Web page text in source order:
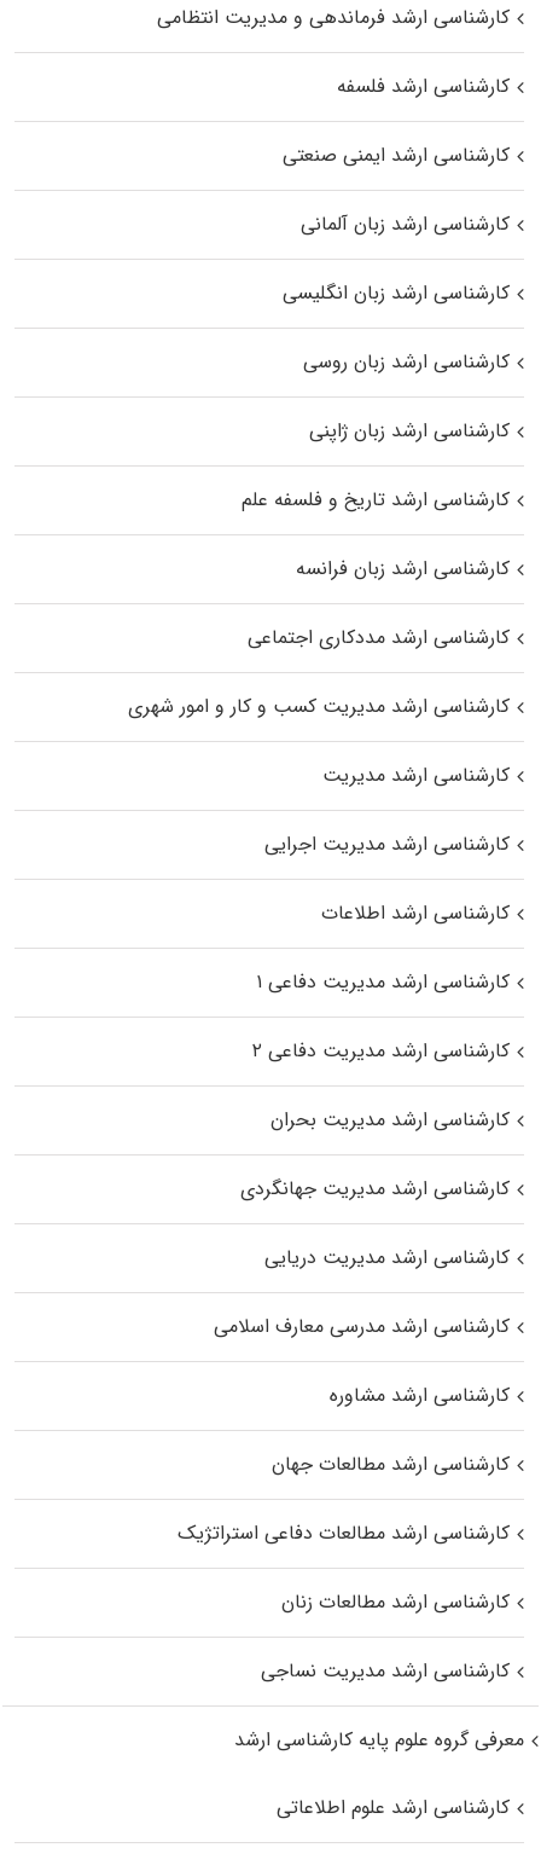
کارشناسی ارشد فرماندهی و مدیریت انتظامی
کارشناسی ارشد فلسفه
کارشناسی ارشد ایمنی صنعتی
کارشناسی ارشد زبان آلمانی
کارشناسی ارشد زبان انگلیسی
کارشناسی ارشد زبان روسی
کارشناسی ارشد زبان ژاپنی
کارشناسی ارشد تاریخ و فلسفه علم
کارشناسی ارشد زبان فرانسه
کارشناسی ارشد مددکاری اجتماعی
کارشناسی ارشد مدیریت کسب و کار و امور شهری
کارشناسی ارشد مدیریت
کارشناسی ارشد مدیریت اجرایی
کارشناسی ارشد اطلاعات
کارشناسی ارشد مدیریت دفاعی ۱
کارشناسی ارشد مدیریت دفاعی ۲
کارشناسی ارشد مدیریت بحران
کارشناسی ارشد مدیریت جهانگردی
کارشناسی ارشد مدیریت دریایی
کارشناسی ارشد مدرسی معارف اسلامی
کارشناسی ارشد مشاوره
کارشناسی ارشد مطالعات جهان
کارشناسی ارشد مطالعات دفاعی استراتژیک
کارشناسی ارشد مطالعات زنان
کارشناسی ارشد مدیریت نساجی
معرفی گروه علوم پایه کارشناسی ارشد
کارشناسی ارشد علوم اطلاعاتی